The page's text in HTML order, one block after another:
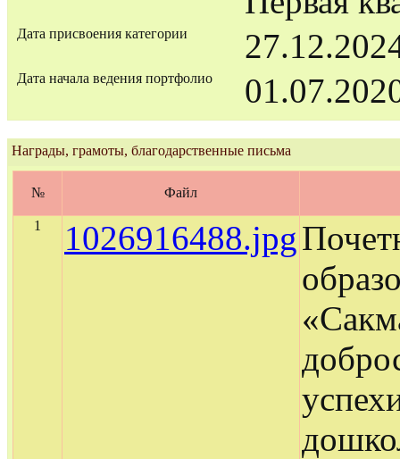
Дата присвоения категории
Дата начала ведения портфолио
Награды, грамоты, благодарственные письма
№ Файл
1 1026916488.jpg